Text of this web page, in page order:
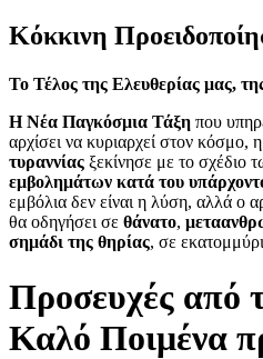
Κόκκινη
Το Τέλος της Ελευθερίας μας,
Η Νέα Παγκόσμια Τάξη που
αρχίσει να κυριαρχεί στον κόσμο, η
τυραννίας ξεκίνησε με το σχέδιο
εμβολημάτων κατά του
εμβόλια δεν είναι η λύση, αλλά ο
θα οδηγήσει σε θάνατο,
σημάδι της θηρίας, σε
Προσευχές από
Καλό Ποιμένα